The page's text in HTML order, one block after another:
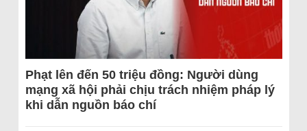
Phạt lên đến 50 triệu đồng: Người dùng
mạng xã hội phải chịu trách nhiệm pháp lý
khi dẫn nguồn báo chí